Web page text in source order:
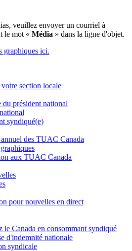
veuillez envoyer un courriel à
le mot « Média » dans la ligne d'objet.
graphiques ici.
section locale
du président national
syndiqué(e)
des TUAC Canada
aux TUAC Canada
pour nouvelles en direct
le Canada en consommant syndiqué
d'indemnité nationale
syndicale